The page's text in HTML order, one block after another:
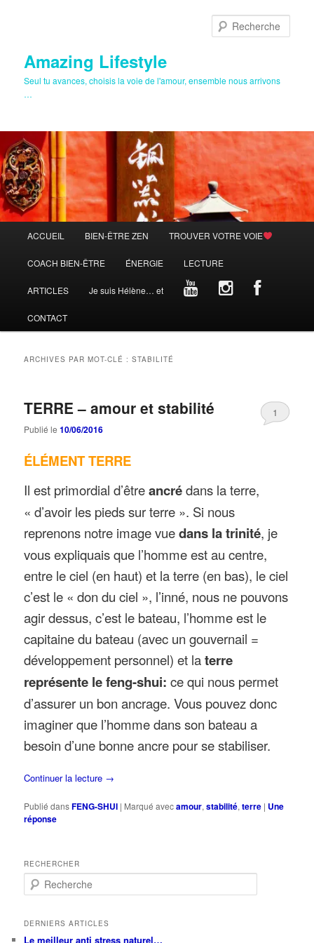
Amazing Lifestyle
Seul tu avances, choisis la voie de l'amour, ensemble nous arrivons
…
principal
ACCUEIL BIEN-ÊTRE ZEN TROUVER VOTRE VOIE
COACH BIEN-ÊTRE ÉNERGIE LECTURE
ARTICLES Je suis Hélène… et
CONTACT
ARCHIVES PAR MOT-CLÉ :STABILITÉ
TERRE – amour et stabilité
Publié le10/06/2016
1
ÉLÉMENT TERRE
Il est primordial d’êtreancrédans la terre,
« d’avoir les pieds sur terre ». Si nous
reprenons notre image vuedans la trinité, je
vous expliquais que l’homme est au centre,
entre le ciel (en haut) et la terre (en bas), le ciel
c’est le « don du ciel », l’inné, nous ne pouvons
agir dessus, c’est le bateau, l’homme est le
capitaine du bateau (avec un gouvernail =
développement personnel) et laterre
représente le feng-shui:ce qui nous permet
d’assurer un bon ancrage. Vous pouvez donc
imaginer que l’homme dans son bateau a
besoin d’une bonne ancre pour se stabiliser.
Continuer la lecture →
Publié dansFENG-SHUI | Marqué avecamour,stabilité,terre | Une
réponse
RECHERCHER
e
h
DERNIERS ARTICLES
Le meilleur anti stress naturel…